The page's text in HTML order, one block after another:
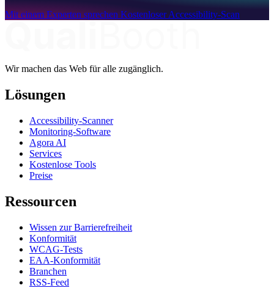
Mit einem Experten sprechen Kostenloser Accessibility-Scan
Wir machen das Web für alle zugänglich.
Lösungen
Accessibility-Scanner
Monitoring-Software
Agora AI
Services
Kostenlose Tools
Preise
Ressourcen
Wissen zur Barrierefreiheit
Konformität
WCAG-Tests
EAA-Konformität
Branchen
RSS-Feed